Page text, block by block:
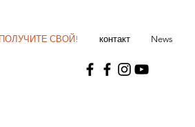
СВОЙ! контакт News